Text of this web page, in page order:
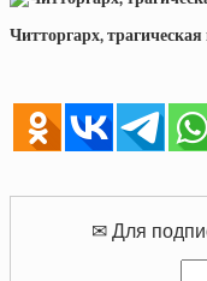
Читторгарх,
✉ Для